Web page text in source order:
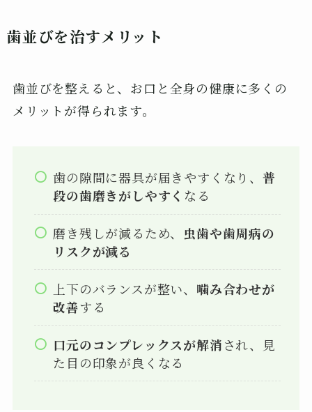
歯並びを治すメリット
歯並びを整えると、お口と全身の健康に多くの
メリットが得られます。
歯の隙間に器具が届きやすくなり、普
段の歯磨きがしやすく なる
磨き残しが減るため、 虫歯や歯周病の
リスクが減る
上下のバランスが整い、 噛み合わせが
改善する
口元のコンプレックスが解消され、見
た目の印象が良くなる